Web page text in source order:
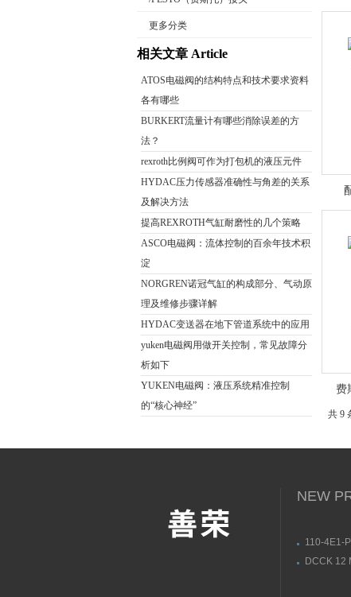
更多分类
相关文章 Article
ATOS电磁阀的结构特点和技术要求资料
各有哪些
BURKERT流量计有哪些消除误差的方
法？
rexroth比例阀可作为打包机的液压元件
HYDAC压力传感器准确性与角差的关系
及解决方法
提高REXROTH气缸耐磨性的几个策略
ASCO电磁阀：流体控制的百余年技术积
淀
NORGREN诺冠气缸的构成部分、气动原
理及维修步骤详解
HYDAC变送器在地下管道系统中的应用
yuken电磁阀用做开关控制，常见故障分
析如下
YUKEN电磁阀：液压系统精准控制
的“核心神经”
费
共 9
NEW
110-4E1-
动式电磁
DCCK 12